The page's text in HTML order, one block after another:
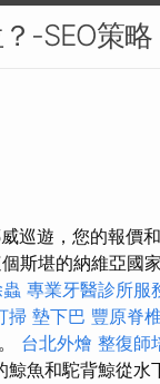
-SEO策略
巡遊，您的報價
斯堪的納維亞國
專業牙醫診所服
掃 墊下巴 豐原脊
台北外燴 整復師
鯨魚和駝背鯨從水